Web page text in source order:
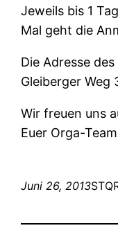
Jeweils bis 1
Mal geht die
Die Adresse
Gleiberger Weg
Wir freuen uns
Euer Orga-
Juni 26, 2013